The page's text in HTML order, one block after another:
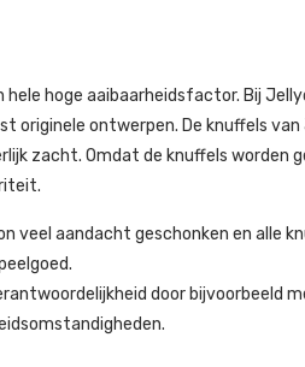
hele hoge aaibaarheidsfactor. Bij
originele ontwerpen. De knuffels
zacht. Omdat de knuffels worden
veel aandacht geschonken en alle
door bijvoorbeeld